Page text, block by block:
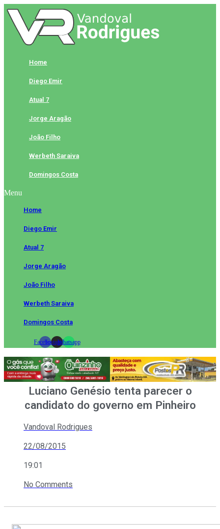
Skip
to
content
Home
Diego Emir
Atual 7
Jorge Aragão
João Filho
Werbeth Saraiva
Domingos Costa
Menu
Home
Diego Emir
Atual 7
Jorge Aragão
João Filho
Werbeth Saraiva
Domingos Costa
FacebookInstagramWhatsapp
Luciano Genésio tenta parecer o
candidato do governo em Pinheiro
Vandoval Rodrigues
22/08/2015
19:01
No Comments